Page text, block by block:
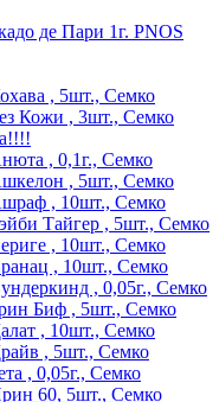
де Пари 1г. PNOS
, 5шт., Семко
Кожи , 3шт., Семко
, 0,1г., Семко
, 5шт., Семко
, 10шт., Семко
Тайгер , 5шт., Семко
, 10шт., Семко
, 10шт., Семко
, 0,05г., Семко
Биф , 5шт., Семко
, 10шт., Семко
, 5шт., Семко
, 0,05г., Семко
60, 5шт., Семко